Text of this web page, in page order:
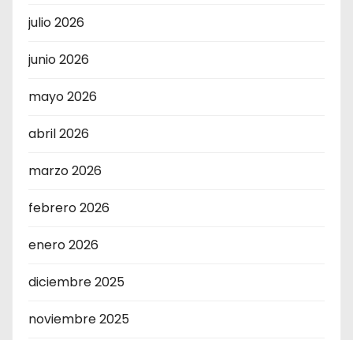
julio 2026
junio 2026
mayo 2026
abril 2026
marzo 2026
febrero 2026
enero 2026
diciembre 2025
noviembre 2025